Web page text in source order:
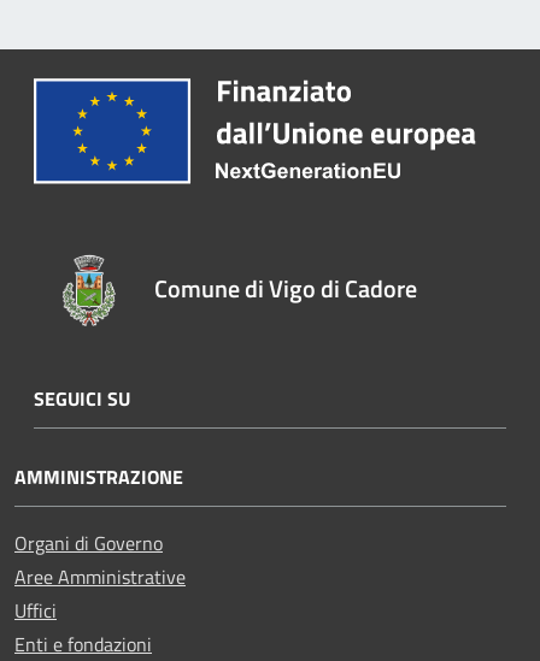
Comune di Vigo di Cadore
SEGUICI SU
AMMINISTRAZIONE
Organi di Governo
Aree Amministrative
Uffici
Enti e fondazioni